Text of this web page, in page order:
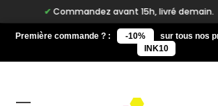
Commandez avant 15h, livré demain.
Première commande ? : -10%
sur tous nos
INK10